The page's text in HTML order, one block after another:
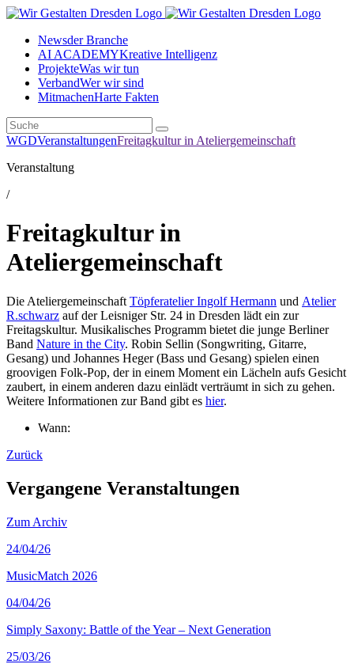
Newsder Branche
AI ACADEMYKreative Intelligenz
ProjekteWas wir tun
VerbandWer wir sind
MitmachenHarte Fakten
WGDVeranstaltungenFreitagkultur in Ateliergemeinschaft
Veranstaltung
/
Freitagkultur in
Ateliergemeinschaft
Die Ateliergemeinschaft Töpferatelier Ingolf Hermann und Atelier
R.schwarz auf der Leisniger Str. 24 in Dresden lädt ein zur
Freitagskultur. Musikalisches Programm bietet die junge Berliner
Band Nature in the City. Robin Sellin (Songwriting, Gitarre,
Gesang) und Johannes Heger (Bass und Gesang) spielen einen
groovigen Folk-Pop, der in einem Moment ein Lächeln aufs Gesicht
zaubert, in einem anderen dazu einlädt verträumt in sich zu gehen.
Weitere Informationen zur Band gibt es hier.
Wann:
Zurück
Vergangene Veranstaltungen
Zum Archiv
24/04/26
MusicMatch 2026
04/04/26
Simply Saxony: Battle of the Year – Next Generation
25/03/26